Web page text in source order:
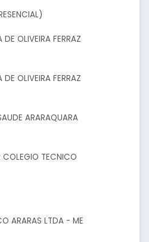
OLIVEIRA FERRAZ
OLIVEIRA FERRAZ
ARARAQUARA
TECNICO
ARARAS LTDA - ME